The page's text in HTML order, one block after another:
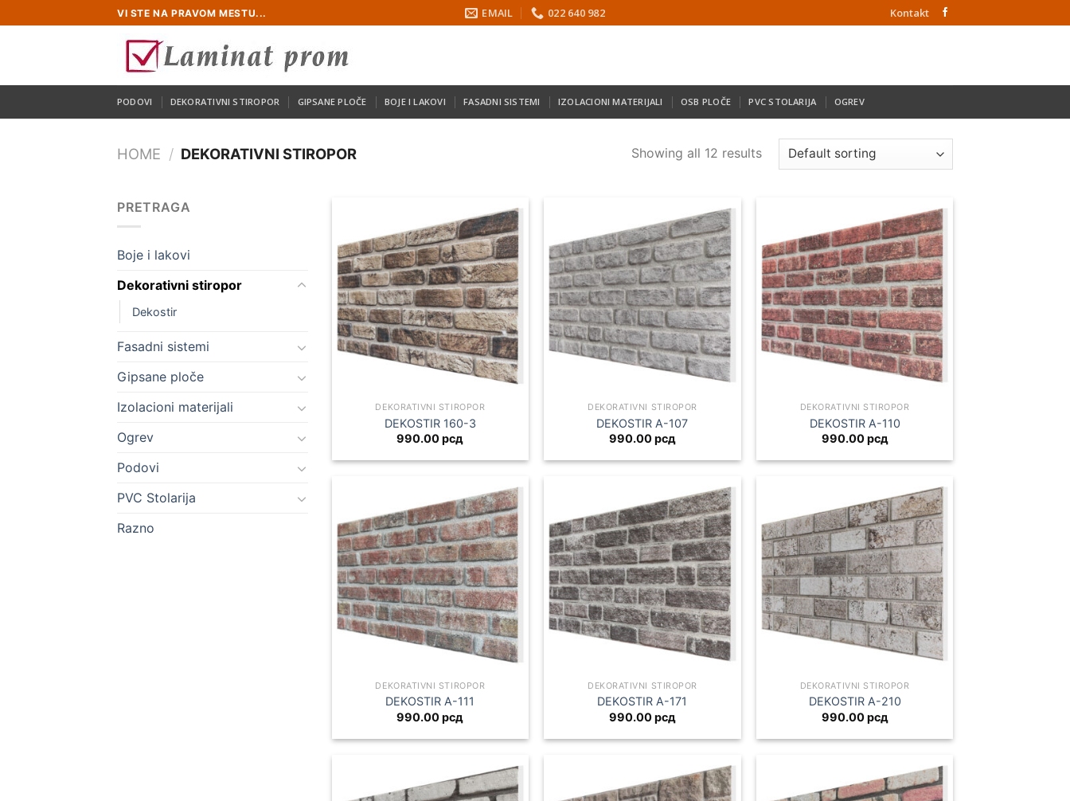
to
VI STE NA PRAVOM MESTU... EMAIL 022 640 982 Kontakt
PODOVI DEKORATIVNI STIROPOR GIPSANE PLOČE BOJE I LAKOVI FASADNI SISTEMI IZOLACIONI MATERIJALI OSB PLOČE PVC STOLARIJA OGREV
HOME / DEKORATIVNI STIROPOR Showing all 12 results
PRETRAGA
Boje i lakovi
Dekorativni stiropor
Dekostir
Fasadni sistemi
Gipsane ploče
Izolacioni materijali
Ogrev
Podovi
PVC Stolarija
Razno
DEKORATIVNI STIROPOR
DEKOSTIR 160-3
990.00рсд
DEKORATIVNI STIROPOR
DEKOSTIR A-107
990.00рсд
DEKORATIVNI STIROPOR
DEKOSTIR A-110
990.00рсд
DEKORATIVNI STIROPOR
DEKOSTIR A-111
990.00рсд
DEKORATIVNI STIROPOR
DEKOSTIR A-171
990.00рсд
DEKORATIVNI STIROPOR
DEKOSTIR A-210
990.00рсд